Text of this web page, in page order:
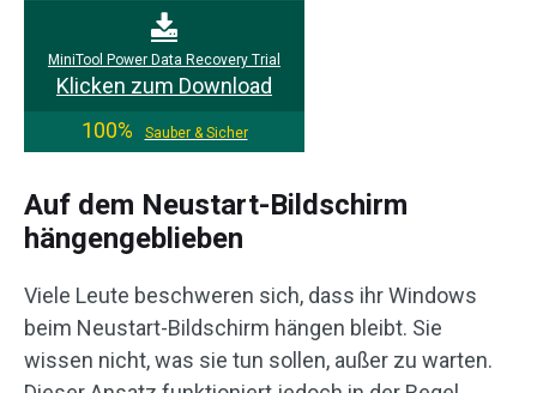
MiniTool Power Data Recovery Trial
Klicken zum Download
100%
Sauber & Sicher
Auf dem Neustart-Bildschirm
hängengeblieben
Viele Leute beschweren sich, dass ihr Windows
beim Neustart-Bildschirm hängen bleibt. Sie
wissen nicht, was sie tun sollen, außer zu warten.